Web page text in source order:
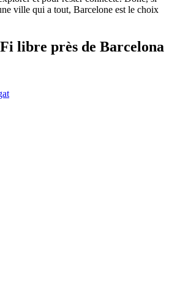
ville qui a tout, Barcelone est le choix
libre près de Barcelona